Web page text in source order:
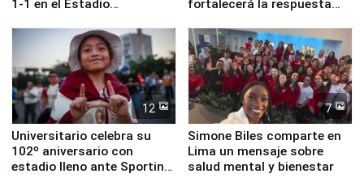
1-1 en el Estadio
fortalecerá la respuesta
12
Universitario celebra su
102º aniversario con
estadio lleno ante Sporting
7
Simone Biles comparte en
Lima un mensaje sobre
salud mental y bienestar